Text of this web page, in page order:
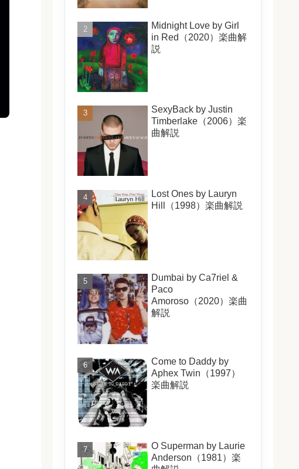
Midnight Love by Girl
in Red（2020）楽曲解
説
SexyBack by Justin
Timberlake（2006）楽
曲解説
Lost Ones by Lauryn
Hill（1998）楽曲解説
Dumbai by Ca7riel &
Paco
Amoroso（2020）楽曲
解説
Come to Daddy by
Aphex Twin（1997）
楽曲解説
O Superman by Laurie
Anderson（1981）楽